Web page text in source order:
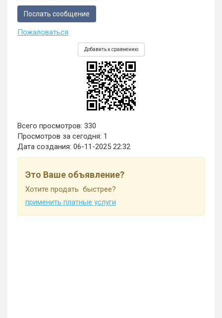
Послать сообщение
Пожаловаться
Добавить к сравнению
Всего просмотров: 330
Просмотров за сегодня: 1
Дата создания: 06-11-2025 22:32
Это Ваше объявление?
Хотите продать быстрее?
применить платные услуги